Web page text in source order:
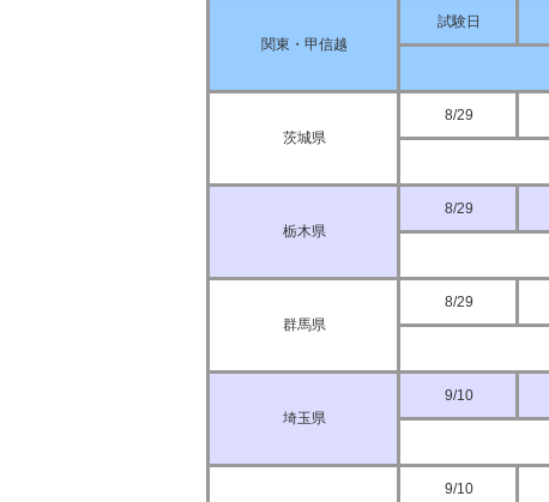
関東・甲信越
試験日
茨城県
8/29
栃木県
8/29
群馬県
8/29
埼玉県
9/10
9/10